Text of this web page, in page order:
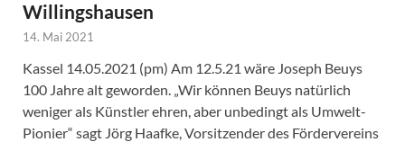
Willingshausen
14. Mai 2021
Kassel 14.05.2021 (pm) Am 12.5.21 wäre Joseph Beuys
100 Jahre alt geworden. „Wir können Beuys natürlich
weniger als Künstler ehren, aber unbedingt als Umwelt-
Pionier“ sagt Jörg Haafke, Vorsitzender des Fördervereins